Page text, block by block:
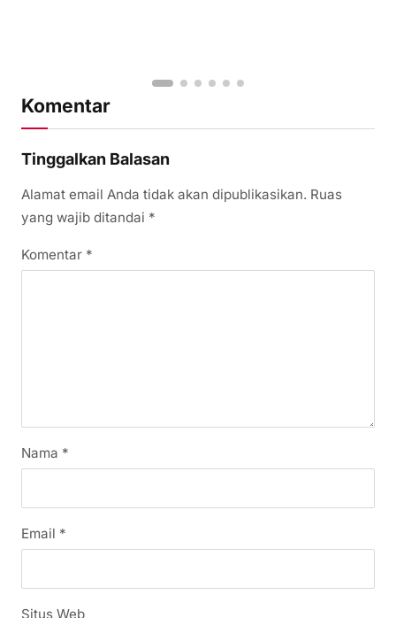
Komentar
Tinggalkan Balasan
Alamat email Anda tidak akan dipublikasikan. Ruas
yang wajib ditandai *
Komentar *
Nama *
Email *
Situs Web